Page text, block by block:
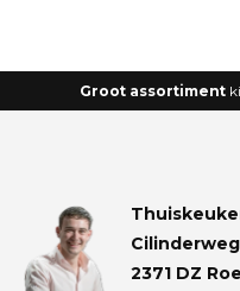
Groot assortiment
2371 DZ